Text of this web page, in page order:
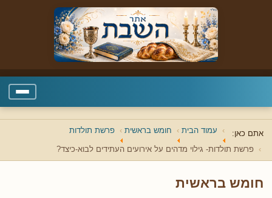
אתם כאן: עמוד הבית חומש בראשית פרשת תולדות
פרשת תולדות- גילוי מדהים על אירועים העתידים לבוא-כיצד?
חומש בראשית